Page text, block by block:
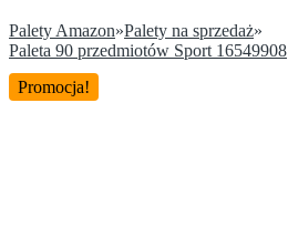
Palety Amazon»Palety na sprzedaż»
Paleta 90 przedmiotów Sport 16549908
Promocja!